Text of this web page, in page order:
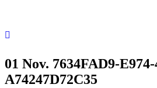
01 Nov. 7634FAD9-
A74247D72C35